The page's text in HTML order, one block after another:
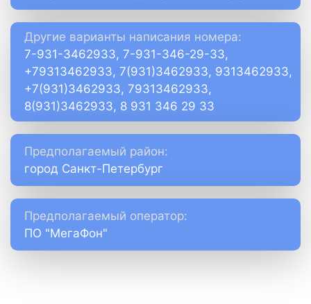
Другие варианты написания номера:
7-931-3462933, 7-931-346-29-33,
+79313462933, 7(931)3462933, 9313462933,
+7(931)3462933, 79313462933,
8(931)3462933, 8 931 346 29 33
Предполагаемый район:
город Санкт-Петербург
Предполагаемый оператор:
ПО "МегаФон"